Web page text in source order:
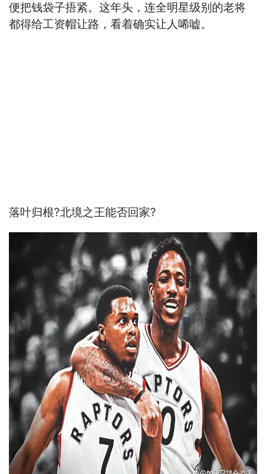
便把钱袋子捂紧。这年头，连全明星级别的老将
都得给工资帽让路，看着确实让人唏嘘。
落叶归根?北境之王能否回家?